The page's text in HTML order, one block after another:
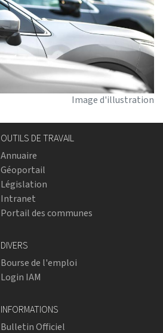
Image d'illustration
OUTILS DE TRAVAIL
Annuaire
Géoportail
Législation
Intranet
Portail des communes
DIVERS
Bourse de l'emploi
Login IAM
INFORMATIONS
Bulletin Officiel